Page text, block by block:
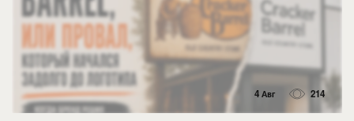
4 Авг 214